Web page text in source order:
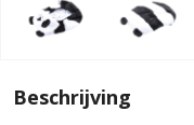
Beschrijving